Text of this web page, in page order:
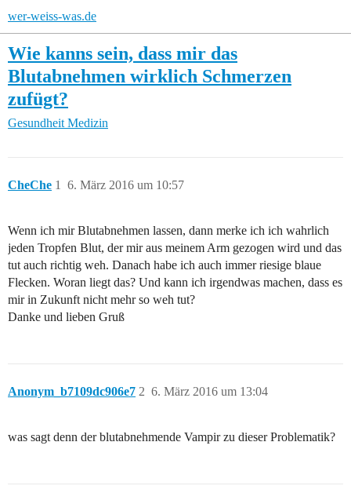
wer-weiss-was.de
Wie kanns sein, dass mir das
Blutabnehmen wirklich Schmerzen
zufügt?
Gesundheit Medizin
CheChe 6. März 2016 um 10:57
1
Wenn ich mir Blutabnehmen lassen, dann merke ich ich wahrlich
jeden Tropfen Blut, der mir aus meinem Arm gezogen wird und das
tut auch richtig weh. Danach habe ich auch immer riesige blaue
Flecken. Woran liegt das? Und kann ich irgendwas machen, dass es
mir in Zukunft nicht mehr so weh tut?
Danke und lieben Gruß
Anonym_b7109dc906e7 6. März 2016 um 13:04
2
was sagt denn der blutabnehmende Vampir zu dieser Problematik?